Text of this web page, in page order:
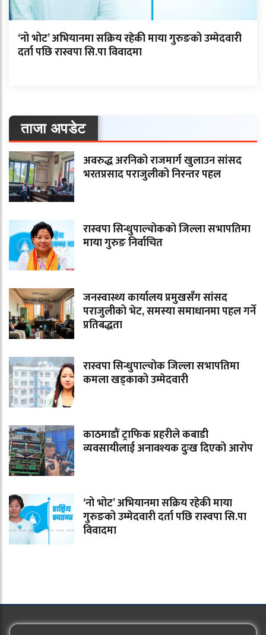
‘नो भोट’ अभियानमा सक्रिय रहेकी माया गुरुङको उम्मेदवारी
दर्ता पछि रास्वपा सि.पा विवादमा
ताजा अपडेट
अवरुद्ध अरनिको राजमार्ग खुलाउन सांसद
भरतप्रसाद पराजुलीको निरन्तर पहल
रास्वपा सिन्धुपाल्चोकको जिल्ला सभापतिमा
माया गुरुङ निर्वाचित
जनस्वास्थ्य कार्यालय प्रमुखसँग सांसद
पराजुलीको भेट, समस्या समाधानमा पहल गर्ने
प्रतिबद्धता
रास्वपा सिन्धुपाल्चोक जिल्ला सभापतिमा
कमला खड्काको उम्मेदवारी
काठमाडौं ट्राफिक प्रहरीले कबाडी
व्यवसायीलाई अनावश्यक दुःख दिएको आरोप
‘नो भोट’ अभियानमा सक्रिय रहेकी माया
गुरुङको उम्मेदवारी दर्ता पछि रास्वपा सि.पा
विवादमा